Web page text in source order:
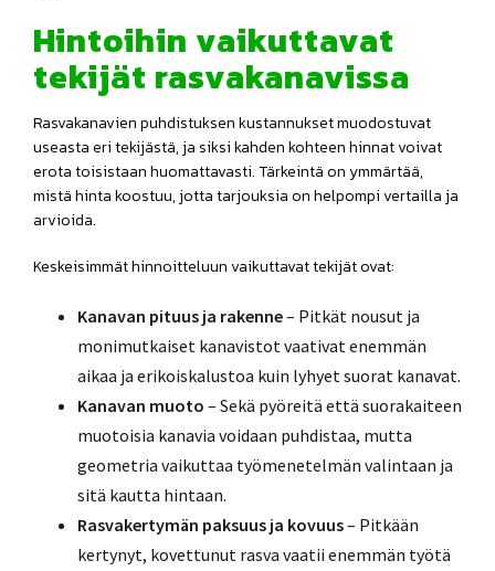
Hintoihin vaikuttavat
tekijät rasvakanavissa
Rasvakanavien puhdistuksen kustannukset muodostuvat
useasta eri tekijästä, ja siksi kahden kohteen hinnat voivat
erota toisistaan huomattavasti. Tärkeintä on ymmärtää,
mistä hinta koostuu, jotta tarjouksia on helpompi vertailla ja
arvioida.
Keskeisimmät hinnoitteluun vaikuttavat tekijät ovat:
Kanavan pituus ja rakenne– Pitkät nousut ja
monimutkaiset kanavistot vaativat enemmän
aikaa ja erikoiskalustoa kuin lyhyet suorat kanavat.
Kanavan muoto – Sekä pyöreitä että suorakaiteen
muotoisia kanavia voidaan puhdistaa, mutta
geometria vaikuttaa työmenetelmän valintaan ja
sitä kautta hintaan.
Rasvakertymän paksuus ja kovuus– Pitkään
kertynyt, kovettunut rasva vaatii enemmän työtä